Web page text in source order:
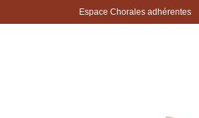
Espace Chorales adhérentes